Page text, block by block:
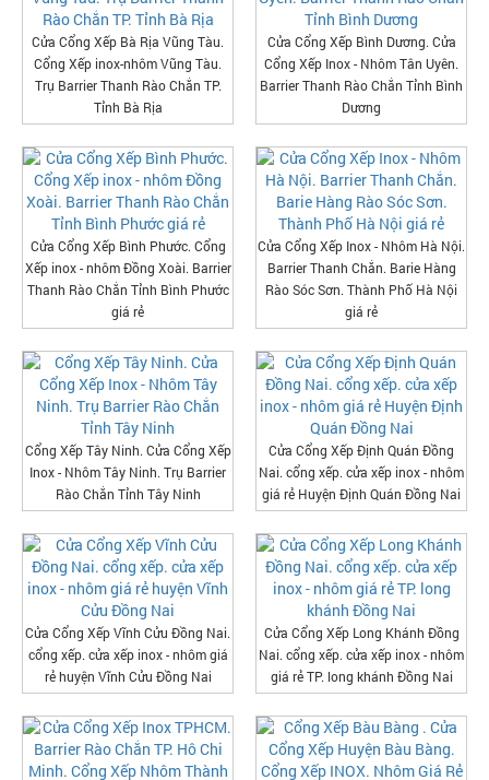
Cửa Cổng Xếp Bà Rịa Vũng Tàu.
Cổng Xếp inox-nhôm Vũng Tàu.
Trụ Barrier Thanh Rào Chắn TP.
Tỉnh Bà Rịa
Cửa Cổng Xếp Bình Dương. Cửa
Cổng Xếp Inox - Nhôm Tân Uyên.
Barrier Thanh Rào Chắn Tỉnh Bình
Dương
Cửa Cổng Xếp Bình Phước. Cổng
Xếp inox - nhôm Đồng Xoài. Barrier
Thanh Rào Chắn Tỉnh Bình Phước
giá rẻ
Cửa Cổng Xếp Inox - Nhôm Hà Nội.
Barrier Thanh Chắn. Barie Hàng
Rào Sóc Sơn. Thành Phố Hà Nội
giá rẻ
Cổng Xếp Tây Ninh. Cửa Cổng Xếp
Inox - Nhôm Tây Ninh. Trụ Barrier
Rào Chắn Tỉnh Tây Ninh
Cửa Cổng Xếp Định Quán Đồng
Nai. cổng xếp. cửa xếp inox - nhôm
giá rẻ Huyện Định Quán Đồng Nai
Cửa Cổng Xếp Vĩnh Cửu Đồng Nai.
cổng xếp. cửa xếp inox - nhôm giá
rẻ huyện Vĩnh Cửu Đồng Nai
Cửa Cổng Xếp Long Khánh Đồng
Nai. cổng xếp. cửa xếp inox - nhôm
giá rẻ TP. long khánh Đồng Nai